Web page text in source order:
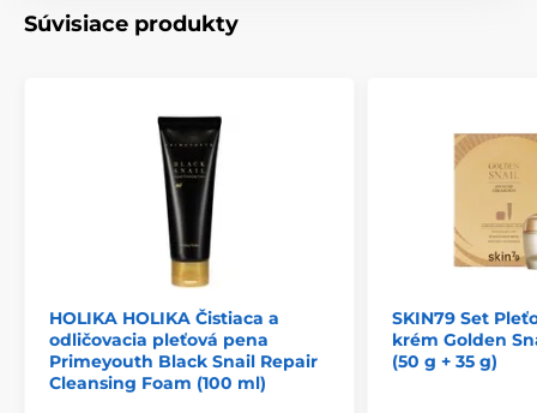
Súvisiace produkty
HOLIKA HOLIKA Čistiaca a
odličovacia pleťová pena
Primeyouth Black Snail Repair
Cleansing Foam (100 ml)
SKIN79 Set
krém Golden
(50 g + 35 g)